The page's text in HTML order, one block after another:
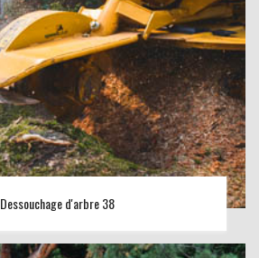
Dessouchage d'arbre 38